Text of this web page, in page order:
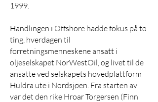
1999.
Handlingen i Offshore hadde fokus på to
ting, hverdagen til
forretningsmenneskene ansatt i
oljeselskapet NorWestOil, og livet til de
ansatte ved selskapets hovedplattform
Huldra ute i Nordsjøen. Fra starten av
var det den rike Hroar Torgersen (Finn